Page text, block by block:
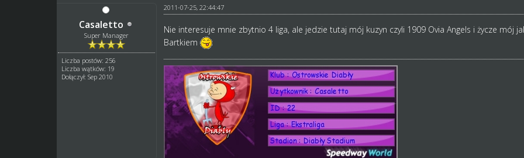
Casaletto
Super Manager
Liczba postów: 256
Liczba wątków: 19
Dołączył: Sep 2010
2011-07-25, 22:44:47
Nie interesuje mnie zbytnio 4 liga, ale jedzie tutaj mój kuzyn czyli 1909 Ovia Angels i życze mój
Bartkiem